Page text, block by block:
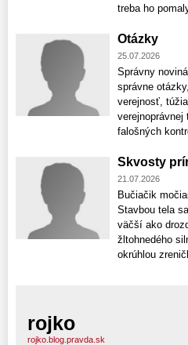
treba ho
Otázky
25.07.2026
Správny
správne
verejnosť,
falošných
Skvosty
21.07.2026
Bučiačik
Stavbou tela
väčší ako
žltohnedého
okrúhlou
rojko
rojko.blog.pravda.sk